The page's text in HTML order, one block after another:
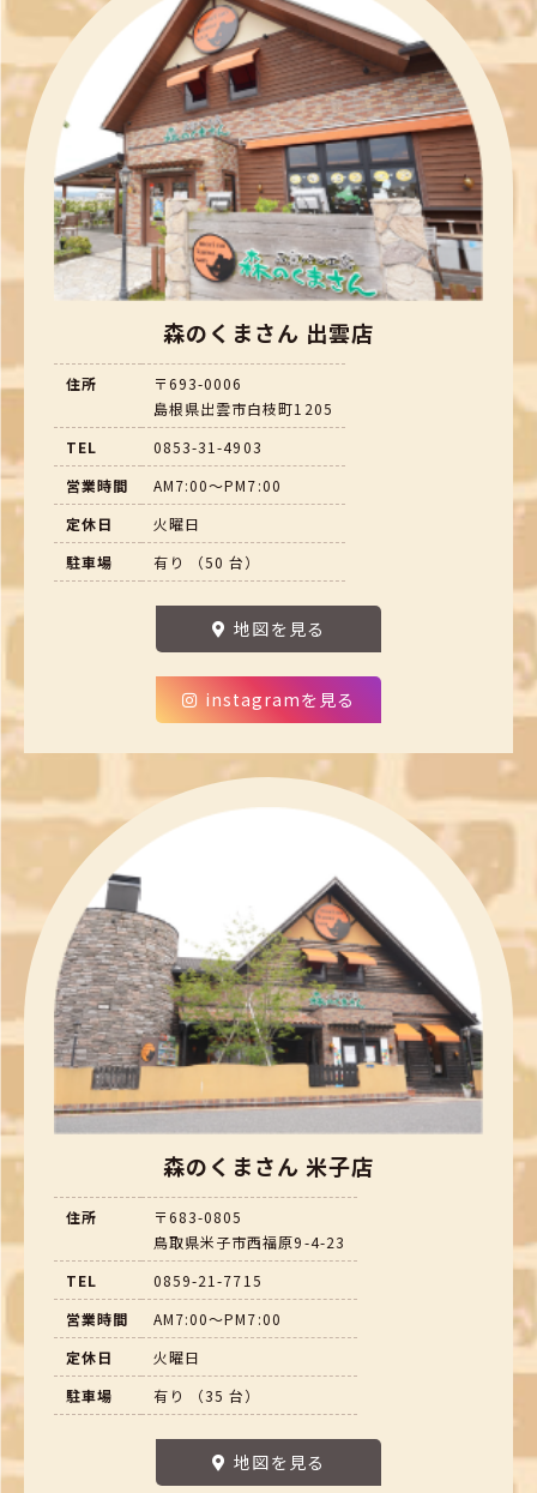
森のくまさん 出雲店
住所
〒693-0006
島根県出雲市白枝町1205
TEL
0853-31-4903
営業時間
AM7:00～PM7:00
定休日
火曜日
駐車場
有り （50 台）
地図を見る
instagramを見る
森のくまさん 米子店
住所
〒683-0805
鳥取県米子市西福原9-4-23
TEL
0859-21-7715
営業時間
AM7:00～PM7:00
定休日
火曜日
駐車場
有り （35 台）
地図を見る